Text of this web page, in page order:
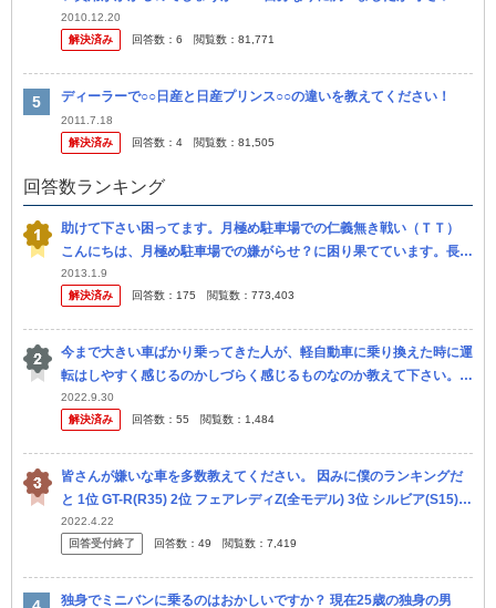
ライバーでネジを開ける・・・と書いていました。 でも私のカギに
ネ...
2010.12.20
解決済み
回答数： 6 閲覧数： 81,771
ディーラーで○○日産と日産プリンス○○の違いを教えてください！
2011.7.18
解決済み
回答数： 4 閲覧数： 81,505
回答数ランキング
助けて下さい困ってます。月極め駐車場での仁義無き戦い（ＴＴ）
こんにちは、月極め駐車場での嫌がらせ？に困り果てています。長文
ですが助けてください うちのマンションの駐車場は一般的には狭く
なく、...
2013.1.9
解決済み
回答数： 175 閲覧数： 773,403
今まで大きい車ばかり乗ってきた人が、軽自動車に乗り換えた時に運
転はしやすく感じるのかしづらく感じるものなのか教えて下さい。
クラウン、ハイエース、エルグランド、ランクルに乗ってきていま
す。 今、...
2022.9.30
解決済み
回答数： 55 閲覧数： 1,484
皆さんが嫌いな車を多数教えてください。 因みに僕のランキングだ
と 1位 GT-R(R35) 2位 フェアレディZ(全モデル) 3位 シルビア(S15) 4
位 エクストレイル(全モデル) 5位 エ...
2022.4.22
回答受付終了
回答数： 49 閲覧数： 7,419
独身でミニバンに乗るのはおかしいですか？ 現在25歳の独身の男